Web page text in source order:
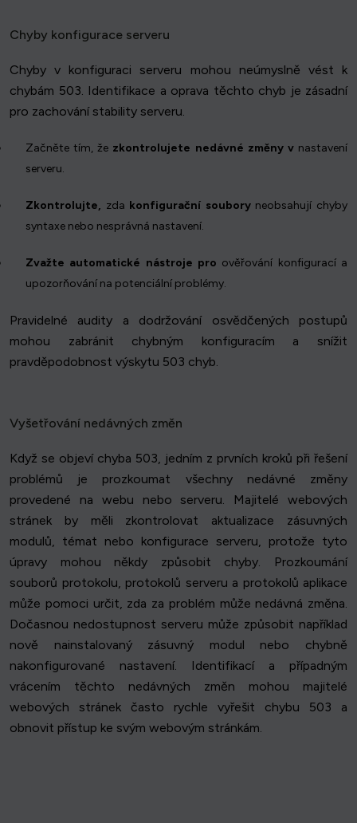
Chyby konfigurace serveru
Chyby v konfiguraci serveru mohou neúmyslně vést k
chybám 503. Identifikace a oprava těchto chyb je zásadní
pro zachování stability serveru.
Začněte tím, že zkontrolujete nedávné změny vnastavení
serveru.
Zkontrolujte, zda konfigurační souboryneobsahují chyby
syntaxe nebo nesprávná nastavení.
Zvažte automatické nástroje pro ověřování konfigurací a
upozorňování na potenciální problémy.
Pravidelné audity a dodržování osvědčených postupů
mohou zabránit chybným konfiguracím a snížit
pravděpodobnost výskytu 503 chyb.
Vyšetřování nedávných změn
Když se objeví chyba 503, jedním z prvních kroků při řešení
problémů je prozkoumat všechny nedávné změny
provedené na webu nebo serveru. Majitelé webových
stránek by měli zkontrolovat aktualizace zásuvných
modulů, témat nebo konfigurace serveru, protože tyto
úpravy mohou někdy způsobit chyby. Prozkoumání
souborů protokolu, protokolů serveru a protokolů aplikace
může pomoci určit, zda za problém může nedávná změna.
Dočasnou nedostupnost serveru může způsobit například
nově nainstalovaný zásuvný modul nebo chybně
nakonfigurované nastavení. Identifikací a případným
vrácením těchto nedávných změn mohou majitelé
webových stránek často rychle vyřešit chybu 503 a
obnovit přístup ke svým webovým stránkám.